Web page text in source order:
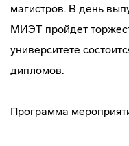
магистров. В день
МИЭТ пройдет
университете
дипломов.
Программа